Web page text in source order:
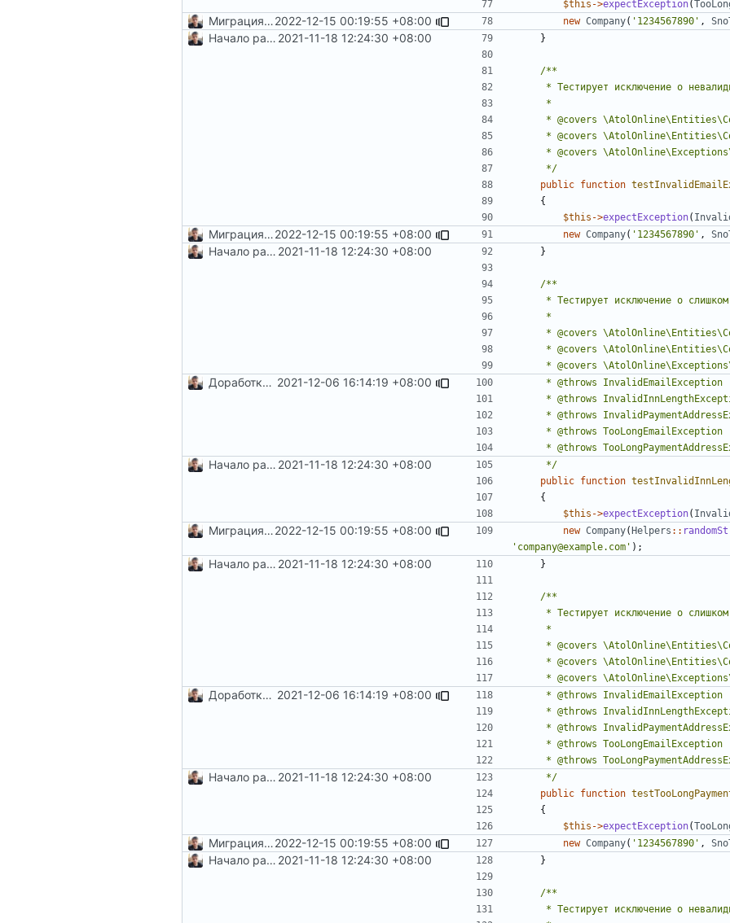
$this ->expectException(
Миграция на php8.12022-12-15 00:19:55 +08:00 new Company( '1234567890' ,
Начало работы по #5и #6
2021-11-18 12:24:30 +08:00 }
     */
public function
{
$this ->expectException(
Миграция на php8.12022-12-15 00:19:55 +08:00 new Company( '1234567890' ,
Начало работы по #5и #6
2021-11-18 12:24:30 +08:00 }
Доработка коллекций и не только 2021-12-06 16:14:19 +08:00
Начало работы по #5и #6
2021-11-18 12:24:30 +08:00
     */
public function
{
$this ->expectException(
Миграция на php8.12022-12-15 00:19:55 +08:00 new Company(Helpers ::
'company@example.com' );
Начало работы по #5и #6
2021-11-18 12:24:30 +08:00 }
Доработка коллекций и не только 2021-12-06 16:14:19 +08:00
Начало работы по #5и #6
2021-11-18 12:24:30 +08:00
     */
public function
{
$this ->expectException(
Миграция на php8.12022-12-15 00:19:55 +08:00 new Company( '1234567890' ,
Начало работы по #5и #6
2021-11-18 12:24:30 +08:00 }